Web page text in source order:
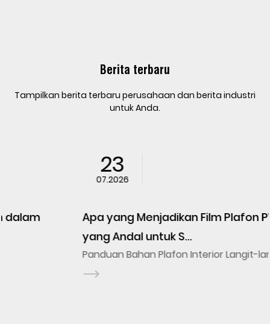
Berita terbaru
Tampilkan berita terbaru perusahaan dan berita industri
untuk Anda.
Apa yang Menjadikan Film Plafon PVC Bahan
yang Andal untuk S...
Panduan Bahan Plafon Interior Langit-lang...